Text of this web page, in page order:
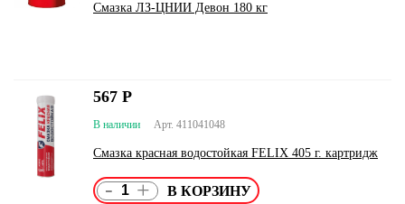
Смазка ЛЗ-ЦНИИ Девон 180 кг
Арт. 411041048
В наличии
Смазка красная водостойкая FELIX 405 г. картридж
567 Р
- +